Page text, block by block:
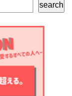
search